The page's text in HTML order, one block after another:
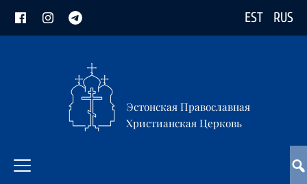
EST RUS
Эстонская Православная
Христианская Церковь